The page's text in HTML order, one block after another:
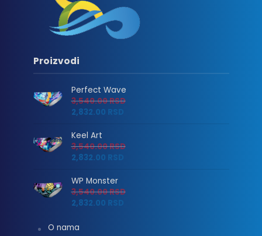
Proizvodi
Perfect Wave
3,540.00RSD
2,832.00 RSD
Keel Art
3,540.00RSD
2,832.00 RSD
WP Monster
3,540.00RSD
2,832.00 RSD
O nama